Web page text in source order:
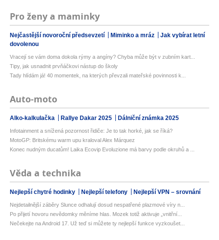
Pro ženy a maminky
Nejčastější novoroční předsevzetí Miminko a mráz
Jak vybírat letní
dovolenou
Vracejí se vám doma dokola rýmy a angíny? Chyba může být v zubním kart...
Tipy, jak usnadnit prvňáčkovi nástup do školy
Tady hlídám já! 40 momentek, na kterých převzali mateřské povinnosti k...
Auto-moto
Alko-kalkulačka Rallye Dakar 2025 Dálniční známka 2025
Infotainment a snížená pozornost řidiče: Je to tak horké, jak se říká?
MotoGP: Britskému warm upu kraloval Alex Márquez
Konec nudným ducatům! Laika Ecovip Evoluzione má barvy podle okruhů a ...
Věda a technika
Nejlepší chytré hodinky Nejlepší telefony Nejlepší VPN – srovnání
Nejdetailnější záběry Slunce odhalují dosud nespatřené plazmové víry n...
Po přijetí hovoru nevědomky měníme hlas. Mozek totiž aktivuje „vnitřní...
Nečekejte na Android 17. Už teď si můžete ty nejlepší funkce vyzkoušet...